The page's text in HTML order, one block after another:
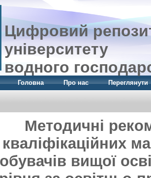
Цифровий
університету
водного
Головна Про нас Переглянути
Методичні
кваліфікаційних
вищої